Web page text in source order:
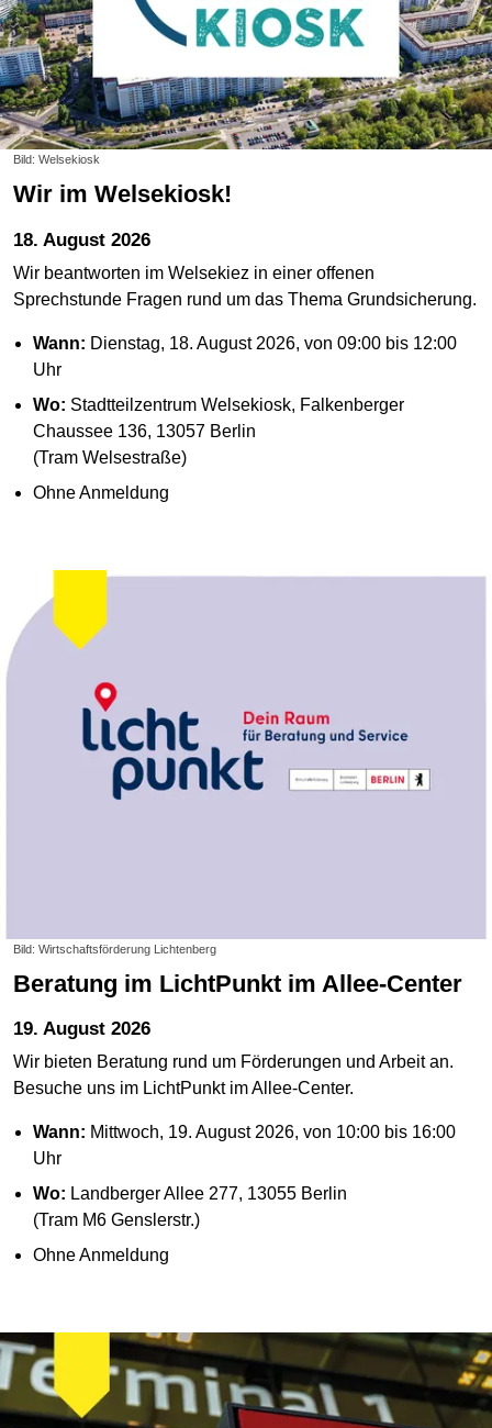
Bild: Welsekiosk
Wir im Welsekiosk!
18. August 2026
Wir beantworten im Welsekiez in einer offenen
Sprechstunde Fragen rund um das Thema Grundsicherung.
Wann: Dienstag, 18. August 2026, von 09:00 bis 12:00
Uhr
Wo: Stadtteilzentrum Welsekiosk, Falkenberger
Chaussee 136, 13057 Berlin
(Tram Welsestraße)
Ohne Anmeldung
Bild: Wirtschaftsförderung Lichtenberg
Beratung im LichtPunkt im Allee-Center
19. August 2026
Wir bieten Beratung rund um Förderungen und Arbeit an.
Besuche uns im LichtPunkt im Allee-Center.
Wann: Mittwoch, 19. August 2026, von 10:00 bis 16:00
Uhr
Wo: Landberger Allee 277, 13055 Berlin
(Tram M6 Genslerstr.)
Ohne Anmeldung